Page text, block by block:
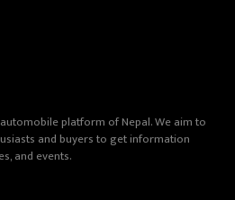
platform of Nepal. We aim to
and buyers to get information
and events.